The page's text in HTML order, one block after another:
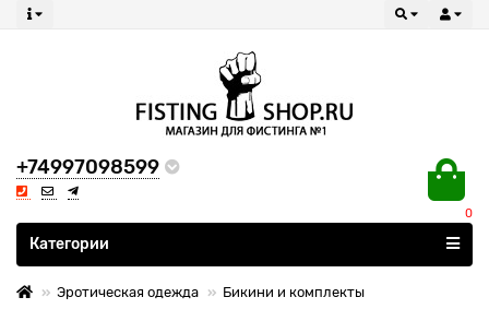
+74997098599
0
Все категории
Категории
Эротическая одежда Бикини и комплекты